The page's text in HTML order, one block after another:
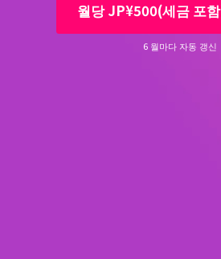
월당 JP¥500(세금 포
6 월마다 자동 갱신